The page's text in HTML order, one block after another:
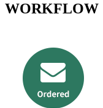
WORKFLOW